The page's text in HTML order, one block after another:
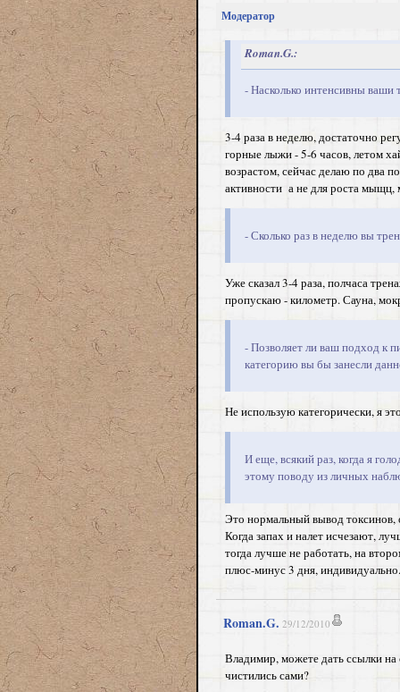
Модератор
Roman.G.:
- Насколько интенсивны ваши
3-4 раза в неделю, достаточно
горные лыжи - 5-6 часов, летом
возрастом, сейчас делаю по два
активности а не для роста
- Сколько раз в неделю вы
Уже сказал 3-4 раза, полчаса
пропускаю - километр. Сауна,
- Позволяет ли ваш подход к
категорию вы бы занесли
Не использую категорически, я
И еще, всякий раз, когда я
этому поводу из личных
Это нормальный вывод токсинов,
Когда запах и налет исчезают,
тогда лучше не работать, на
плюс-минус 3 дня, индивидуально.
Roman.G. 29/12/2010
Владимир, можете дать ссылки
чистились сами?